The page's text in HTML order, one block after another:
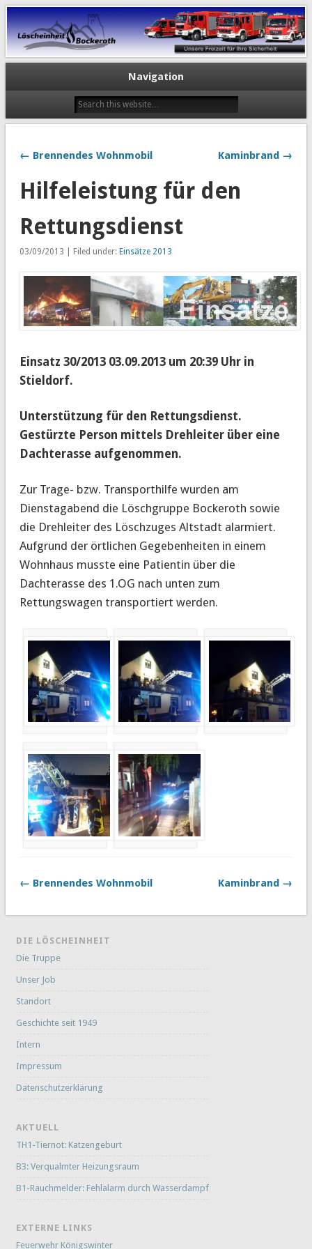
Navigation
← Brennendes Wohnmobil Kaminbrand →
Hilfeleistung für den
Rettungsdienst
03/09/2013 | Filed under: Einsätze 2013
Einsatz 30/2013 03.09.2013 um 20:39 Uhr in
Stieldorf.
Unterstützung für den Rettungsdienst.
Gestürzte Person mittels Drehleiter über eine
Dachterasse aufgenommen.
Zur Trage- bzw. Transporthilfe wurden am
Dienstagabend die Löschgruppe Bockeroth sowie
die Drehleiter des Löschzuges Altstadt alarmiert.
Aufgrund der örtlichen Gegebenheiten in einem
Wohnhaus musste eine Patientin über die
Dachterasse des 1.OG nach unten zum
Rettungswagen transportiert werden.
← Brennendes Wohnmobil Kaminbrand →
DIE LÖSCHEINHEIT
Die Truppe
Unser Job
Standort
Geschichte seit 1949
Intern
Impressum
Datenschutzerklärung
AKTUELL
TH1-Tiernot: Katzengeburt
B3: Verqualmter Heizungsraum
B1-Rauchmelder: Fehlalarm durch Wasserdampf
EXTERNE LINKS
Feuerwehr Königswinter